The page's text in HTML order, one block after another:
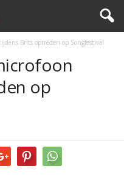
Brits optreden op Songfestival
op